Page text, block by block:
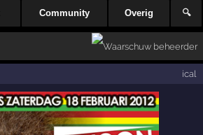
Community Overig 🔍
ical